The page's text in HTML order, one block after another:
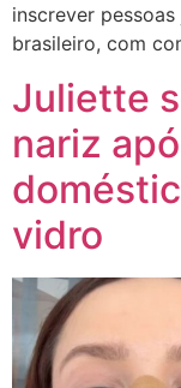
inscrever
brasileiro, com
Juliette
nariz
vidro